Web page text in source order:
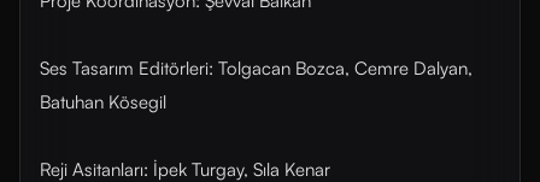
Ses Tasarım Editörleri: Tolgacan Bozca, Cemre Dalyan,
Batuhan Kösegil
Reji Asitanları: İpek Turgay, Sıla Kenar